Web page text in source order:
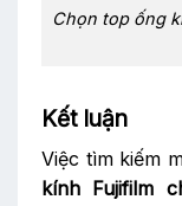
Chọn top ống
Kết luận
Việc tìm kiếm
kính Fujifilm